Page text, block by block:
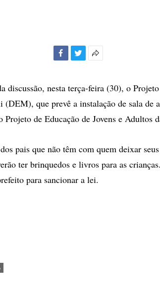
compartilhamento
discussão, nesta terça-feira (30), o
que prevê a instalação de sala de
Projeto de Educação de Jovens e Adultos
pais que não têm com quem deixar
ter brinquedos e livros para as
para sancionar a lei.